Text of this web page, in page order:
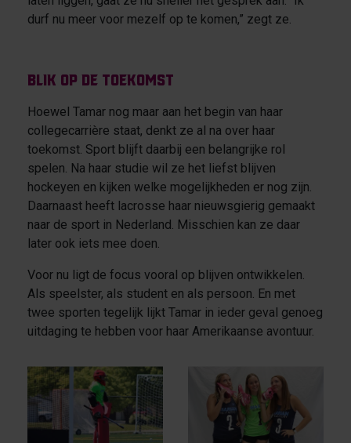
durf nu meer voor mezelf op te komen,” zegt ze.
Blik op de toekomst
Hoewel Tamar nog maar aan het begin van haar
collegecarrière staat, denkt ze al na over haar
toekomst. Sport blijft daarbij een belangrijke rol
spelen. Na haar studie wil ze het liefst blijven
hockeyen en kijken welke mogelijkheden er nog zijn.
Daarnaast heeft lacrosse haar nieuwsgierig gemaakt
naar de sport in Nederland. Misschien kan ze daar
later ook iets mee doen.
Voor nu ligt de focus vooral op blijven ontwikkelen.
Als speelster, als student en als persoon. En met
twee sporten tegelijk lijkt Tamar in ieder geval genoeg
uitdaging te hebben voor haar Amerikaanse avontuur.